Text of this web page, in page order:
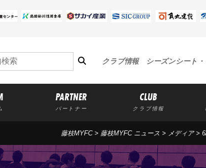
クラブ情報 シーズンシート
PARTNER
パートナー
CLUB
クラブ情報
藤枝MYFC> 藤枝MYFC ニュース > メディア>